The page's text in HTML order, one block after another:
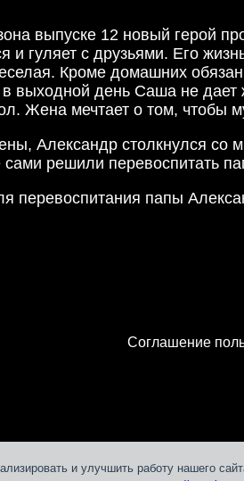
и улучшить работу нашего
выпуске 12 новый герой
и гуляет с друзьями. Его
Кроме домашних
выходной день Саша не
Жена мечтает о том, чтобы
Александр столкнулся со
решили перевоспитать
перевоспитания папы
Соглашение